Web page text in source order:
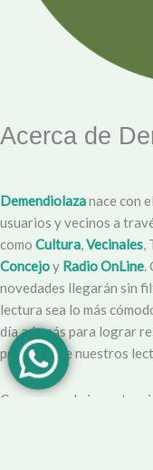
Acerca de
Demendiolazanace con
usuarios y vecinos a
como Cultura,Vecinales,
Concejoy Radio OnLine.
novedades llegarán sin
lectura sea lo más
día además para lograr
propias y de nuestros
Creemos en la